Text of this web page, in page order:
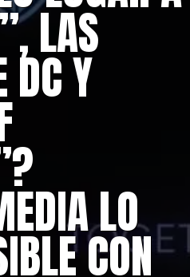
LAS
DC Y
LO
CON